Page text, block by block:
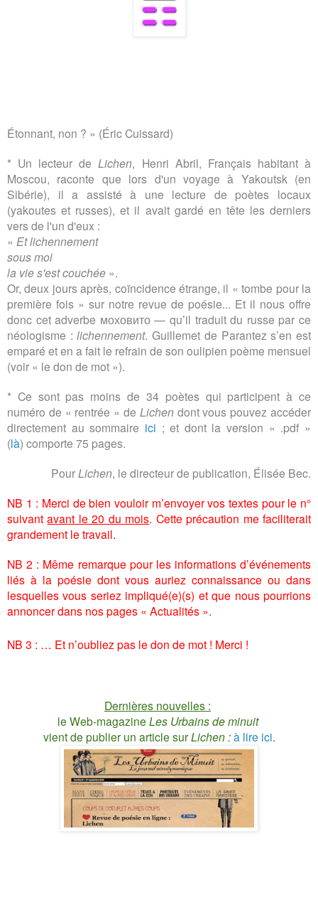
Étonnant, non ? » (Éric Cuissard)
* Un lecteur deLichen, Henri Abril, Français habitant à
Moscou, raconte que lors d'un voyage à Yakoutsk (en
Sibérie), il a assisté à une lecture de poètes locaux
(yakoutes et russes), et il avait gardé en tête les derniers
vers de l'un d'eux :
« Et lichennement
sous moi
la vie s'est couchée ».
Or, deux jours après, coïncidence étrange, il « tombe pour la
première fois » sur notre revue de poésie... Et il nous offre
donc cet adverbe моховито— qu’il traduit du russe par ce
néologisme :lichennement. Guillemet de Parantez s’en est
emparé et en a fait le refrain de son oulipien poème mensuel
(voir « le don de mot »).
* Ce sont pas moins de 34 poètes qui participent à ce
numéro de « rentrée » de Lichendont vous pouvez accéder
directement au sommaire ici ; et dont la version « .pdf »
(là) comporte 75 pages.
PourLichen, le directeur de publication, Élisée Bec.
NB 1 : Merci de bien vouloir m’envoyer vos textes pour le n°
suivantavant le 20 du mois. Cette précaution me faciliterait
grandement le travail.
NB 2 : Même remarque pour les informations d’événements
liés à la poésie dont vous auriez connaissance ou dans
lesquelles vous seriez impliqué(e)(s) et que nous pourrions
annoncer dans nos pages « Actualités ».
NB 3 : … Et n’oubliez pas le don de mot ! Merci !
Dernières nouvelles :
le Web-magazine Les Urbains de minuit
vient de publier un article surLichen : à lire ici.